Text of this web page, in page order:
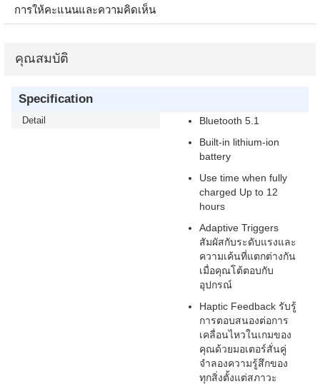
การให้คะแนนและความคิดเห็น
คุณสมบัติ
Specification
Detail
Bluetooth 5.1
Built-in lithium-ion
battery
Use time when fully
charged Up to 12
hours
Adaptive Triggers
สัมผัสกับระดับแรงและ
ความเค้นที่แตกต่างกัน
เมื่อคุณโต้ตอบกับ
อุปกรณ์
Haptic Feedback รับรู้
การตอบสนองต่อการ
เคลื่อนไหวในเกมของ
คุณด้วยมอเตอร์สั่นคู่
จำลองความรู้สึกของ
ทุกสิ่งตั้งแต่สภาวะ